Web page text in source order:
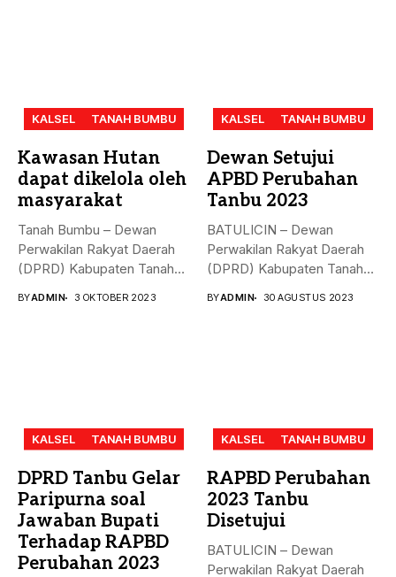
KALSEL TANAH BUMBU
Kawasan Hutan
dapat dikelola oleh
masyarakat
Tanah Bumbu – Dewan
Perwakilan Rakyat Daerah
(DPRD) Kabupaten Tanah
BYADMIN 3 OKTOBER 2023
KALSEL TANAH BUMBU
Dewan Setujui
APBD Perubahan
Tanbu 2023
BATULICIN – Dewan
Perwakilan Rakyat Daerah
(DPRD) Kabupaten Tanah
BYADMIN 30 AGUSTUS 2023
KALSEL TANAH BUMBU
DPRD Tanbu Gelar
Paripurna soal
Jawaban Bupati
Terhadap RAPBD
Perubahan 2023
KALSEL TANAH BUMBU
RAPBD Perubahan
2023 Tanbu
Disetujui
BATULICIN – Dewan
Perwakilan Rakyat Daerah